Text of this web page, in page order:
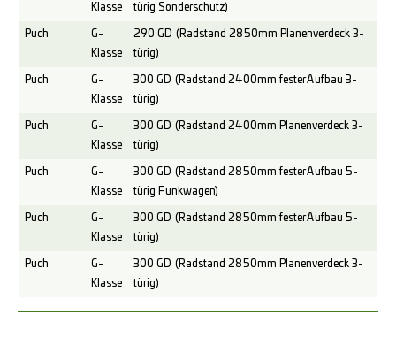
Klasse
türig Sonderschutz)
Puch
G-
Klasse
290 GD (Radstand 2850mm Planenverdeck 3-
türig)
Puch
G-
Klasse
300 GD (Radstand 2400mm fester Aufbau 3-
türig)
Puch
G-
Klasse
300 GD (Radstand 2400mm Planenverdeck 3-
türig)
Puch
G-
Klasse
300 GD (Radstand 2850mm fester Aufbau 5-
türig Funkwagen)
Puch
G-
Klasse
300 GD (Radstand 2850mm fester Aufbau 5-
türig)
Puch
G-
Klasse
300 GD (Radstand 2850mm Planenverdeck 3-
türig)